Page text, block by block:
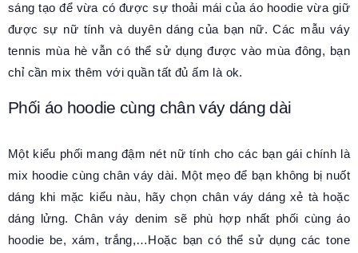
sáng tạo để vừa có được sự thoải mái của áo hoodie vừa giữ
được sự nữ tính và duyên dáng của bạn nữ. Các mẫu váy
tennis mùa hè vẫn có thể sử dụng được vào mùa đông, bạn
chỉ cần mix thêm với quần tất đủ ấm là ok.
Phối áo hoodie cùng chân váy dáng dài
Một kiểu phối mang đậm nét nữ tính cho các bạn gái chính là
mix hoodie cùng chân váy dài. Một mẹo để bạn không bị nuốt
dáng khi mặc kiểu nàu, hãy chọn chân váy dáng xẻ tà hoặc
dáng lửng. Chân váy denim sẽ phù hợp nhất phối cùng áo
hoodie be, xám, trắng,…Hoặc bạn có thể sử dụng các tone